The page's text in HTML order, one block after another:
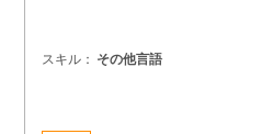
スキル： その他言語